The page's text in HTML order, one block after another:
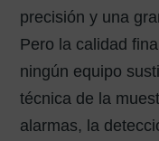
precisión y una
Pero la calidad
ningún equipo
técnica de la
alarmas, la